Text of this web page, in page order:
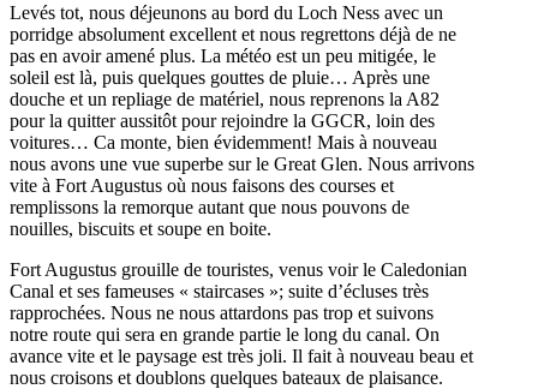
Levés tot, nous déjeunons au bord du Loch Ness avec un
porridge absolument excellent et nous regrettons déjà de ne
pas en avoir amené plus. La météo est un peu mitigée, le
soleil est là, puis quelques gouttes de pluie… Après une
douche et un repliage de matériel, nous reprenons la A82
pour la quitter aussitôt pour rejoindre la GGCR, loin des
voitures… Ca monte, bien évidemment! Mais à nouveau
nous avons une vue superbe sur le Great Glen. Nous arrivons
vite à Fort Augustus où nous faisons des courses et
remplissons la remorque autant que nous pouvons de
nouilles, biscuits et soupe en boite.
Fort Augustus grouille de touristes, venus voir le Caledonian
Canal et ses fameuses « staircases »; suite d’écluses très
rapprochées. Nous ne nous attardons pas trop et suivons
notre route qui sera en grande partie le long du canal. On
avance vite et le paysage est très joli. Il fait à nouveau beau et
nous croisons et doublons quelques bateaux de plaisance.